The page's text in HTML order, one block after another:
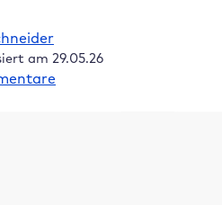
am 29.05.26